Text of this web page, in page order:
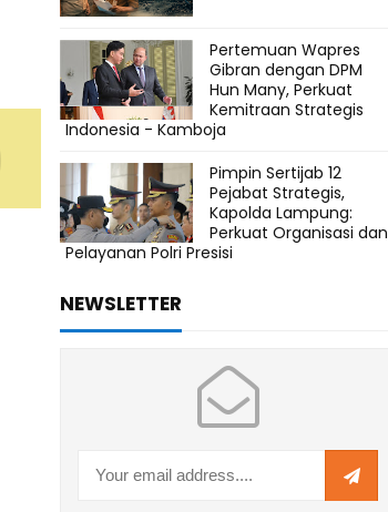
Pertemuan Wapres
Gibran dengan DPM
Hun Many, Perkuat
Kemitraan Strategis
Indonesia - Kamboja
Pimpin Sertijab 12
Pejabat Strategis,
Kapolda Lampung:
Perkuat Organisasi dan
Pelayanan Polri Presisi
NEWSLETTER